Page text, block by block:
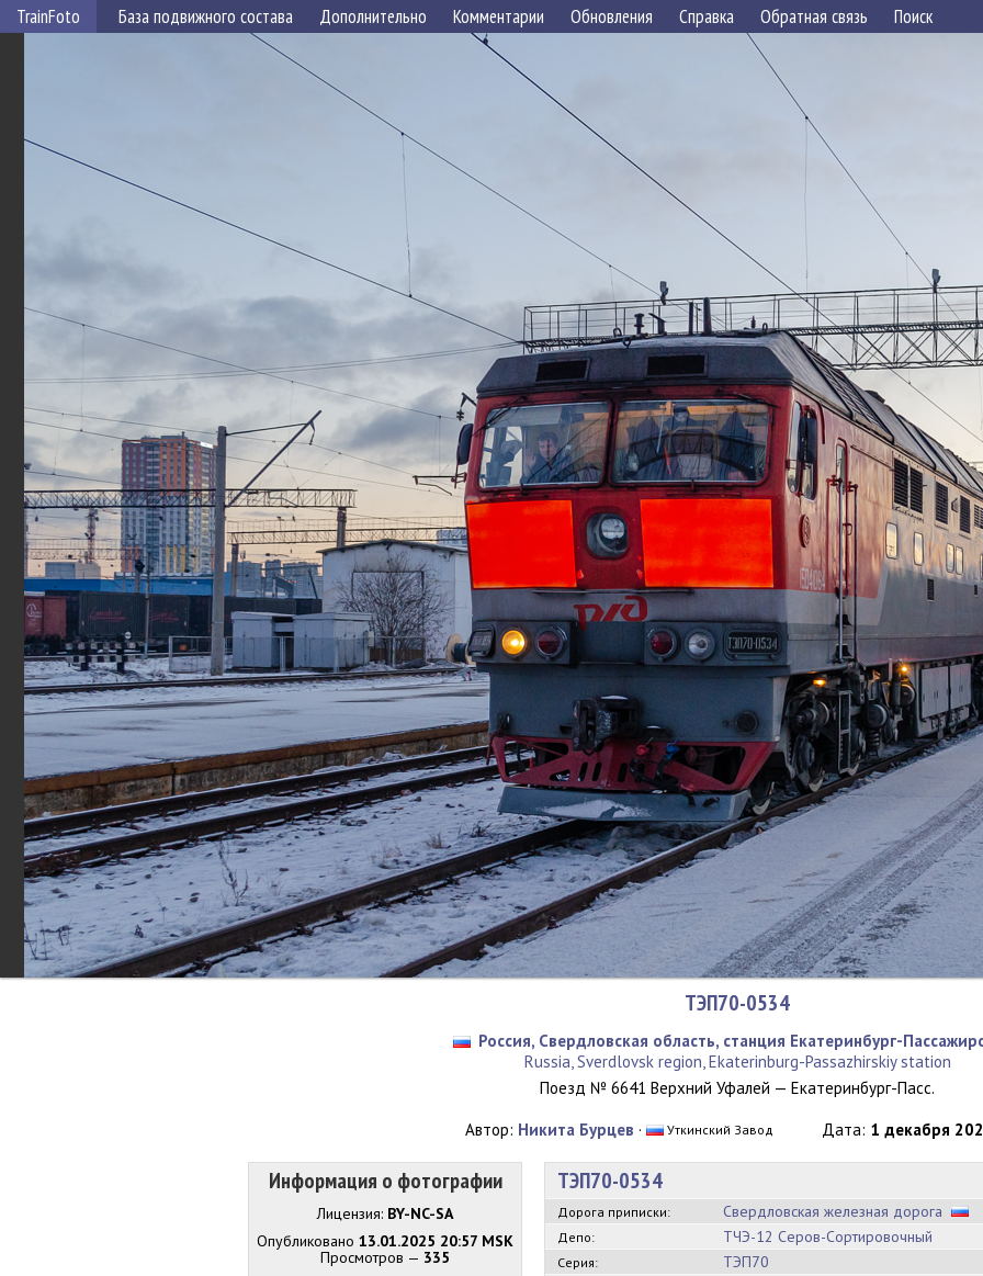
TrainFoto База подвижного состава Дополнительно Комментарии Обновления Справка Обратная связь Поиск
ТЭП70-0534
Россия, Свердловская область, станция Екатеринбург-
Russia, Sverdlovsk region, Ekaterinburg-Passazhirskiy station
Поезд № 6641 Верхний Уфалей — Екатеринбург-Пасс.
Автор: Никита Бурцев · Уткинский Завод Дата: 1 декабря
Информация о фотографии
Лицензия: BY-NC-SA
Опубликовано 13.01.2025 20:57 MSK
Просмотров — 335
ТЭП70-0534
Дорога приписки: Свердловская железная дорога
Депо: ТЧЭ-12 Серов-Сортировочный
Серия: ТЭП70